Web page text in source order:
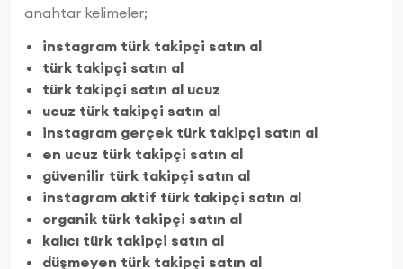
anahtar kelimeler;
instagram türk takipçi satın al
türk takipçi satın al
türk takipçi satın al ucuz
ucuz türk takipçi satın al
instagram gerçek türk takipçi satın al
en ucuz türk takipçi satın al
güvenilir türk takipçi satın al
instagram aktif türk takipçi satın al
organik türk takipçi satın al
kalıcı türk takipçi satın al
düşmeyen türk takipçi satın al